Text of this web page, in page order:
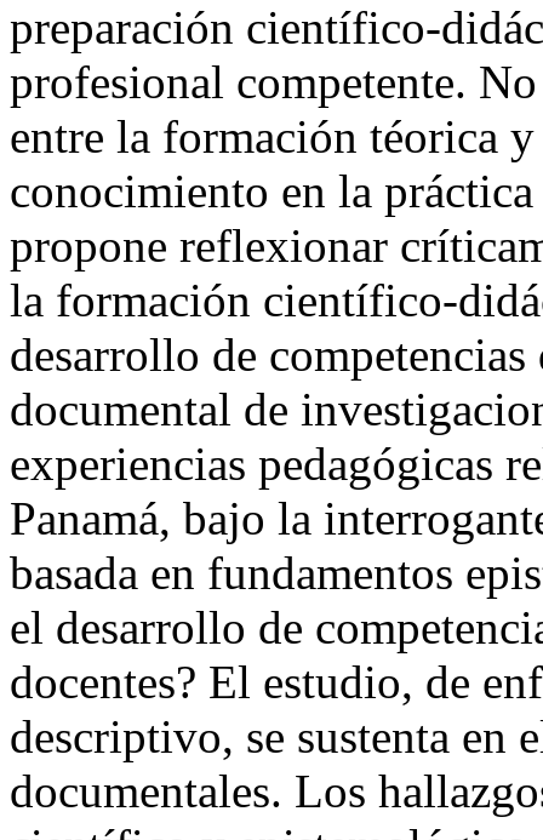
preparación científico-
profesional competente.
entre la formación téorica
conocimiento en la
propone reflexionar
la formación científico-
desarrollo de
documental de
experiencias pedagógicas
Panamá, bajo la
basada en fundamentos
el desarrollo de
docentes? El estudio, de
descriptivo, se sustenta en
documentales. Los